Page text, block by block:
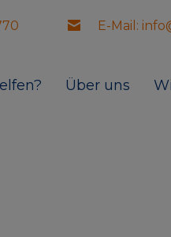
E-Mail:
Über uns